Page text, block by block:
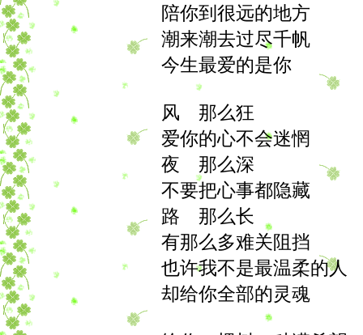
陪你到很远的地方
潮来潮去过尽千帆
今生最爱的是你
风 那么狂
爱你的心不会迷惘
夜 那么深
不要把心事都隐藏
路 那么长
有那么多难关阻挡
也许我不是最温柔的人
却给你全部的灵魂